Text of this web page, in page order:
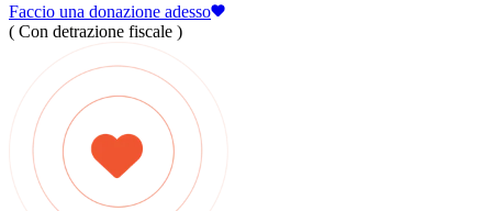
Faccio una donazione adesso
( Con detrazione fiscale )